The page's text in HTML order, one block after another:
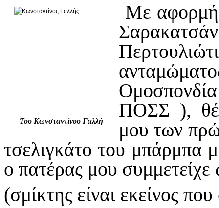
Του Κωνσταντίνου Γαλλή
Με αφορμή
ΠΟΣΣ ),
μου των
τσελιγκάτο του μπάρμπα
ο πατέρας μου
(σμίκτης είναι εκείνος